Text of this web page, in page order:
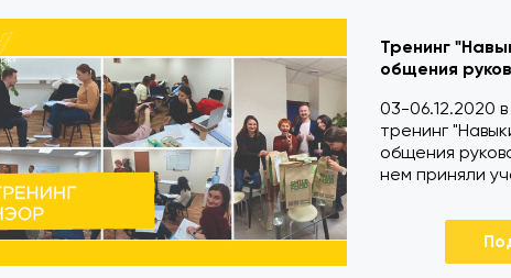
Тренинг
общения
03-06.12.2020
тренинг
общения
нем приняли